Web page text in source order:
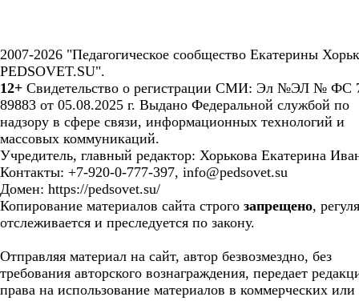
2007-2026 "Педагогическое сообщество Екатерины
PEDSOVET.SU".
12+ Свидетельство о регистрации СМИ: Эл №ЭЛ № ФС
89883 от 05.08.2025 г. Выдано Федеральной службой по
надзору в сфере связи, информационных технологий и
массовых коммуникаций.
Учредитель, главный редактор: Хорькова Екатерина
Контакты: +7-920-0-777-397, info@pedsovet.su
Домен: https://pedsovet.su/
Копирование материалов сайта строго запрещено,
отслеживается и преследуется по закону.
Отправляя материал на сайт, автор безвозмездно, без
требования авторского вознаграждения, передает
права на использование материалов в коммерческих или